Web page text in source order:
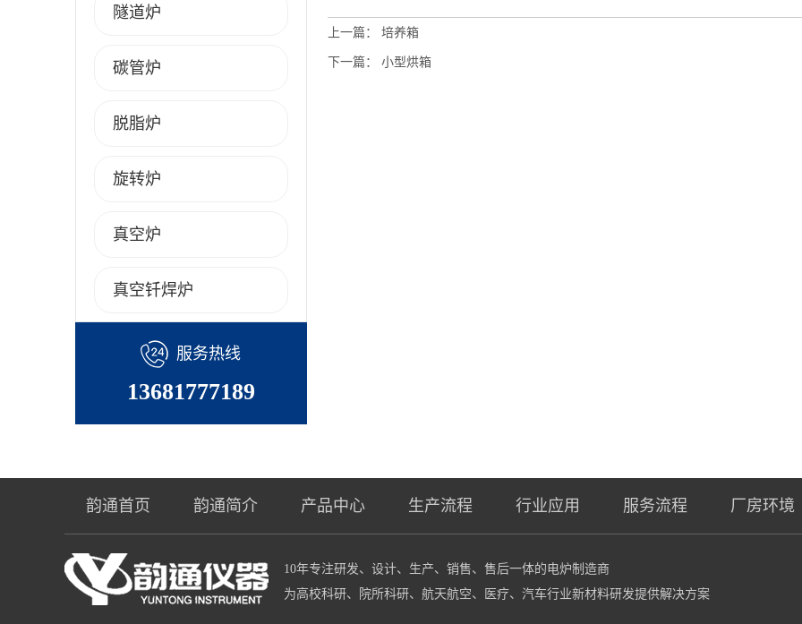
隧道炉
碳管炉
脱脂炉
旋转炉
真空炉
真空钎焊炉
服务热线
13681777189
上一篇：培养箱
下一篇：小型烘箱
韵通首页 韵通简介 产品中心 生产流程 行业应用 服务流程 厂房环境
10年专注研发、设计、生产、销售、售后一体的电炉制造商
为高校科研、院所科研、航天航空、医疗、汽车行业新材料研发提供解决方案